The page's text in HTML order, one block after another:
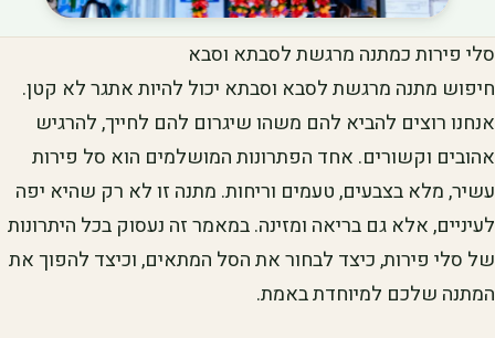
סלי פירות כמתנה מרגשת לסבתא וסבא
חיפוש מתנה מרגשת לסבא וסבתא יכול להיות אתגר לא קטן.
אנחנו רוצים להביא להם משהו שיגרום להם לחייך, להרגיש
אהובים וקשורים. אחד הפתרונות המושלמים הוא סל פירות
עשיר, מלא בצבעים, טעמים וריחות. מתנה זו לא רק שהיא יפה
לעיניים, אלא גם בריאה ומזינה. במאמר זה נעסוק בכל היתרונות
של סלי פירות, כיצד לבחור את הסל המתאים, וכיצד להפוך את
המתנה שלכם למיוחדת באמת.